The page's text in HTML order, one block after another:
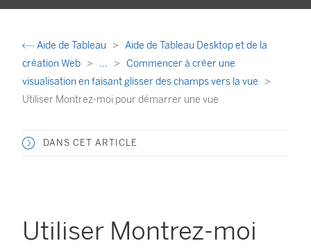
Aide de Tableau
Aide de Tableau Desktop et de la
création Web
...
Commencer à créer une
visualisation en faisant glisser des champs vers la vue
Utiliser Montrez-moi pour démarrer une vue
DANS CET ARTICLE
Utiliser Montrez-moi